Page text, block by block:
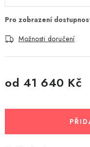
Možnosti doručení
od 41 640 Kč